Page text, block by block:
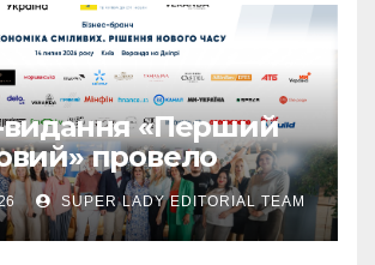
видання «Перший
провело
«Економіка
Рішення нового
об’єднав
SUPER LADY EDITORIAL TEAM